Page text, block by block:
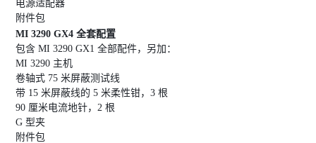
电源适配器
附件包
MI 3290 GX4 全套配置
包含 MI 3290 GX1 全部配件，另加：
MI 3290 主机
卷轴式 75 米屏蔽测试线
带 15 米屏蔽线的 5 米柔性钳，3 根
90 厘米电流地针，2 根
G 型夹
附件包